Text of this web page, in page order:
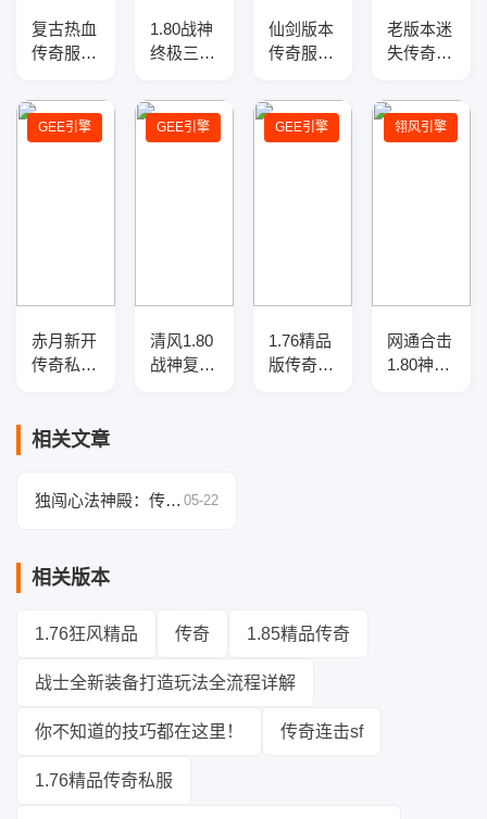
复古热血
传奇服务
币版三职
业一条龙
版本-装
1.80战神
终极三职
务端-四
大陆-神
兵淬炼-
仙剑版本
传奇服务
职业-新
技能-战
场地图-
老版本迷
失传奇光
人系统介
绍
GEE引擎
赤月新开
传奇私服
本库-五
防御盾牌
GEE引擎
清风1.80
战神复古
GEE引擎
1.76精品
版传奇服
翎风引擎
网通合击
1.80神器
相关文章
独闯心法神殿：传奇 05-22
相关版本
1.76狂风精品 传奇 1.85精品传奇
战士全新装备打造玩法全流程详解
你不知道的技巧都在这里！ 传奇连击sf
1.76精品传奇私服